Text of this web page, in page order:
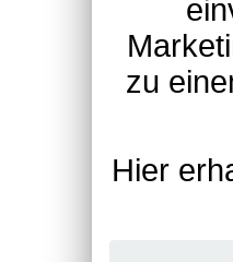
zu
Hier